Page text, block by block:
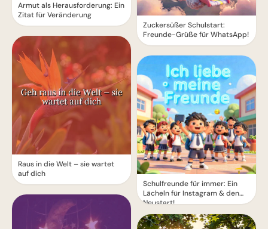
Armut als Herausforderung: Ein
Zitat für Veränderung
Raus in die Welt – sie wartet
auf dich
Zuckersüßer Schulstart:
Freunde-Grüße für WhatsApp!
Schulfreunde für immer: Ein
Lächeln für Instagram & den
Neustart!